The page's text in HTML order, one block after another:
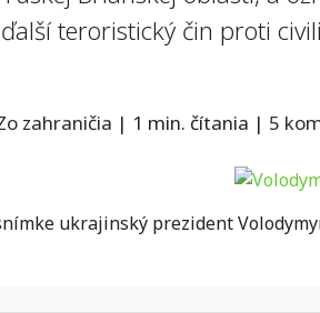
teroristický čin proti
zahraničia | 1 min. čítania | 5
ukrajinský prezident